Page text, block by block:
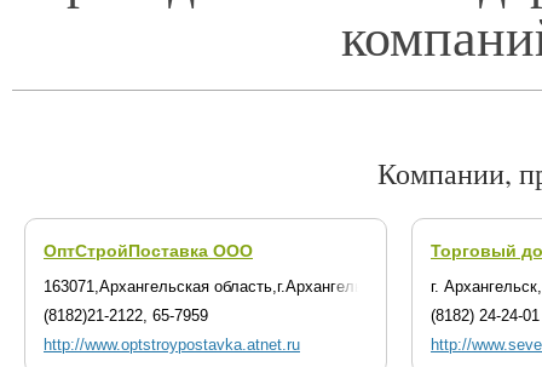
Компании,
ОптСтройПоставка ООО
163071,Архангельская область,г.Архангельск,ул.Тимме,д.23
(8182)21-2122, 65-7959
http://www.optstroypostavka.atnet.ru
Торговый
г.
(8182) 24-24-01
http://